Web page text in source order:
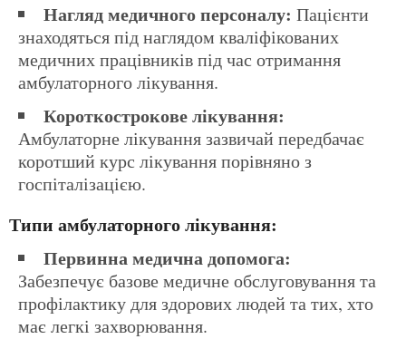
Нагляд медичного персоналу: Пацієнти
знаходяться під наглядом кваліфікованих
медичних працівників під час отримання
амбулаторного лікування.
Короткострокове лікування:
Амбулаторне лікування зазвичай передбачає
коротший курс лікування порівняно з
госпіталізацією.
Типи амбулаторного лікування:
Первинна медична допомога:
Забезпечує базове медичне обслуговування та
профілактику для здорових людей та тих, хто
має легкі захворювання.